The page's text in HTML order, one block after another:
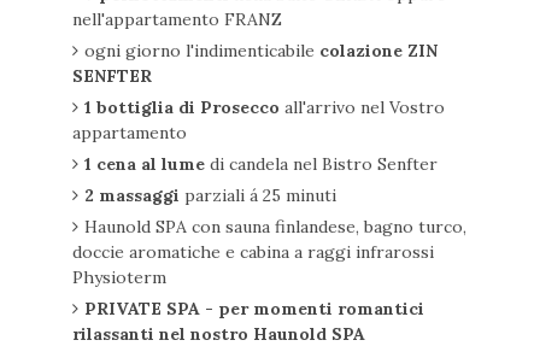
nell'appartamento FRANZ
ogni giorno l'indimenticabile colazione ZIN
SENFTER
1 bottiglia di Prosecco all'arrivo nel Vostro
appartamento
1 cena al lume di candela nel Bistro Senfter
2 massaggi parziali á 25 minuti
Haunold SPA con sauna finlandese, bagno turco,
doccie aromatiche e cabina a raggi infrarossi
Physioterm
PRIVATE SPA - per momenti romantici
rilassanti nel nostro Haunold SPA